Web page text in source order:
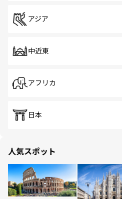
アジア
中近東
アフリカ
日本
人気スポット